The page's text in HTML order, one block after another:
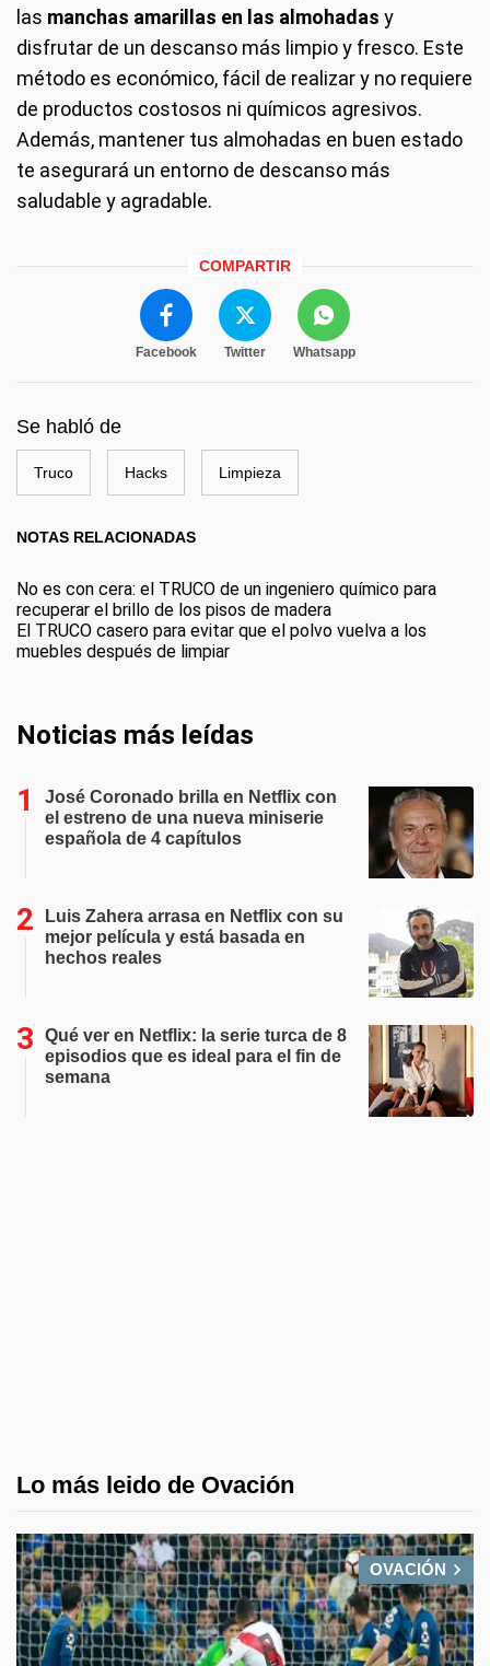
las manchas amarillas en las almohadas y
disfrutar de un descanso más limpio y fresco. Este
método es económico, fácil de realizar y no requiere
de productos costosos ni químicos agresivos.
Además, mantener tus almohadas en buen estado
te asegurará un entorno de descanso más
saludable y agradable.
COMPARTIR
Facebook Twitter Whatsapp
Se habló de
Truco Hacks Limpieza
NOTAS RELACIONADAS
No es con cera: el TRUCO de un ingeniero químico para
recuperar el brillo de los pisos de madera
El TRUCO casero para evitar que el polvo vuelva a los
muebles después de limpiar
Noticias más leídas
José Coronado brilla en Netflix con
el estreno de una nueva miniserie
española de 4 capítulos
Luis Zahera arrasa en Netflix con su
mejor película y está basada en
hechos reales
Qué ver en Netflix: la serie turca de 8
episodios que es ideal para el fin de
semana
Lo más leido de Ovación
OVACIÓN